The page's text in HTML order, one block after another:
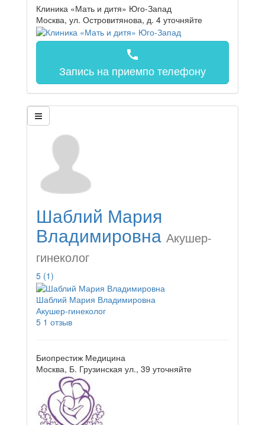
Клиника «Мать и дитя» Юго-Запад
Москва, ул. Островитянова, д. 4 уточняйте
call
Запись на приемпо телефону
Шаблий Мария
Владимировна Акушер-
гинеколог
5 (1)
Шаблий Мария Владимировна
Акушер-гинеколог
5 1 отзыв
Биопрестиж Медицина
Москва, Б. Грузинская ул., 39 уточняйте